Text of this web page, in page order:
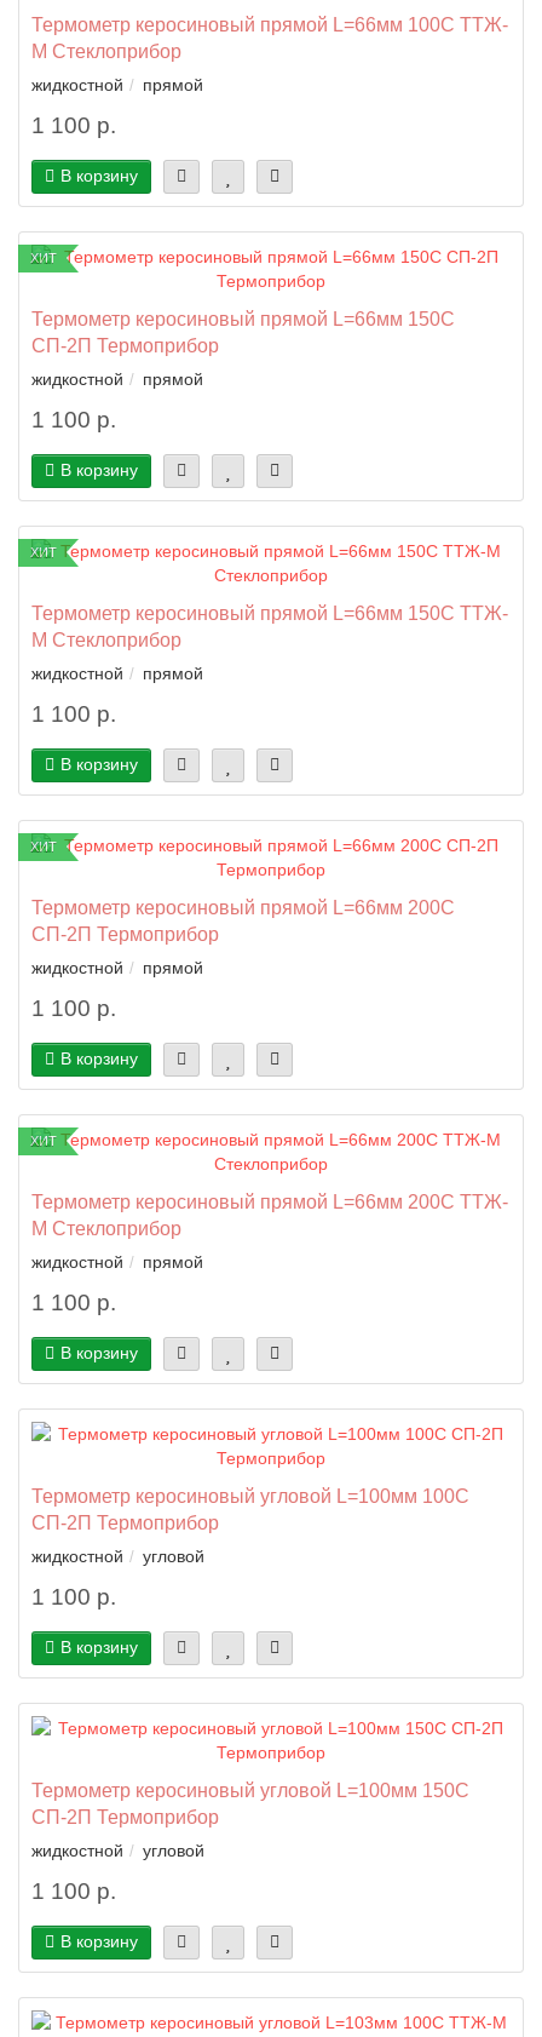
Термометр керосиновый прямой L=66мм 100C ТТЖ-
М Стеклоприбор
жидкостной прямой
1 100 р.
В корзину
ХИТ
Термометр керосиновый прямой L=66мм 150C
СП-2П Термоприбор
жидкостной прямой
1 100 р.
В корзину
ХИТ
Термометр керосиновый прямой L=66мм 150C ТТЖ-
М Стеклоприбор
жидкостной прямой
1 100 р.
В корзину
ХИТ
Термометр керосиновый прямой L=66мм 200C
СП-2П Термоприбор
жидкостной прямой
1 100 р.
В корзину
ХИТ
Термометр керосиновый прямой L=66мм 200C ТТЖ-
М Стеклоприбор
жидкостной прямой
1 100 р.
В корзину
Термометр керосиновый угловой L=100мм 100C
СП-2П Термоприбор
жидкостной угловой
1 100 р.
В корзину
Термометр керосиновый угловой L=100мм 150C
СП-2П Термоприбор
жидкостной угловой
1 100 р.
В корзину